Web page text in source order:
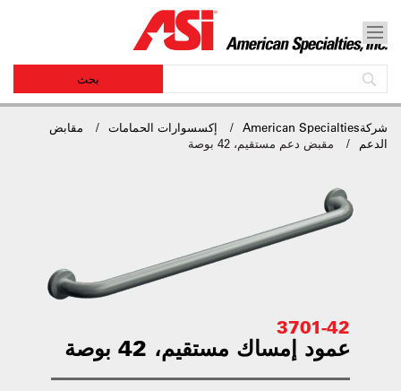
شركةAmerican Specialties إكسسوارات الحمامات
مقابض
الدعم
مقبض دعم مستقيم، 42 بوصة
3701-42
عمود إمساك مستقيم، 42 بوصة